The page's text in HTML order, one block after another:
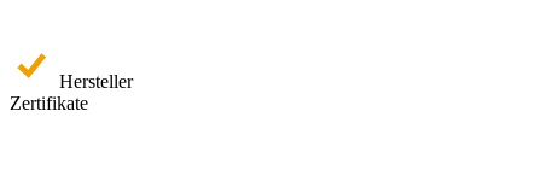
Hersteller
Zertifikate